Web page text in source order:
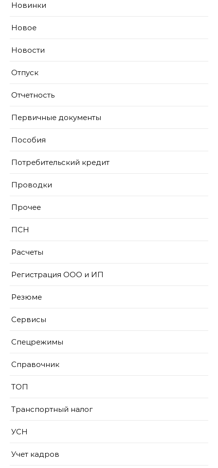
Новинки
Новое
Новости
Отпуск
Отчетность
Первичные документы
Пособия
Потребительский кредит
Проводки
Прочее
ПСН
Расчеты
Регистрация ООО и ИП
Резюме
Сервисы
Спецрежимы
Справочник
ТОП
Транспортный налог
УСН
Учет кадров